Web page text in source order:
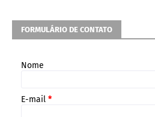
FORMULÁRIO DE CONTATO
Nome
E-mail *